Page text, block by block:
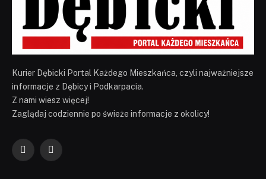
Kurier Dębicki Portal Każdego Mieszkańca, czyli najważniejsze
informacje z Dębicy i Podkarpacia.
Z nami wiesz więcej!
Zaglądaj codziennie po świeże informacje z okolicy!
FacebookYouTube